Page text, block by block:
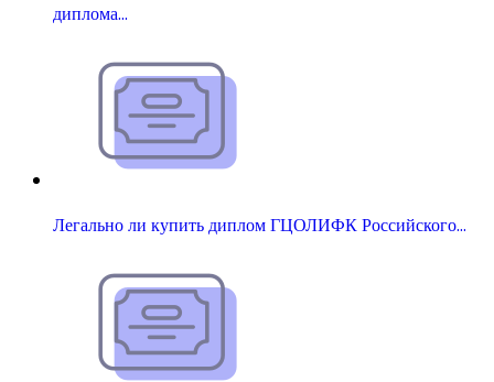
диплома…
Легально ли купить диплом ГЦОЛИФК Российского…